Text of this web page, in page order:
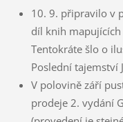
10. 9. připravilo v
díl knih mapujících
Tentokráte šlo o
Poslední tajemství
V polovině září
prodeje 2. vydání